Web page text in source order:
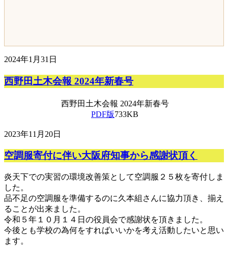
2024年1月31日
西野田土木会報 2024年新春号
西野田土木会報 2024年新春号
PDF版733KB
2023年11月20日
空調服寄付に伴い大阪府知事から感謝状頂く
炎天下での実習の環境改善策として空調服２５枚を寄付しま
した。
品不足の空調服を準備するのに久本組さんに協力頂き、揃え
ることが出来ました。
令和５年１０月１４日の役員会で感謝状を頂きました。
今後とも学校の為何をすればいいかを考え活動したいと思い
ます。